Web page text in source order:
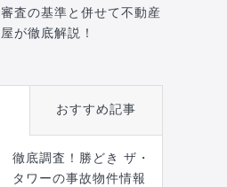
審査の基準と併せて不動産
屋が徹底解説！
おすすめ記事
徹底調査！勝どき ザ・
タワーの事故物件情報